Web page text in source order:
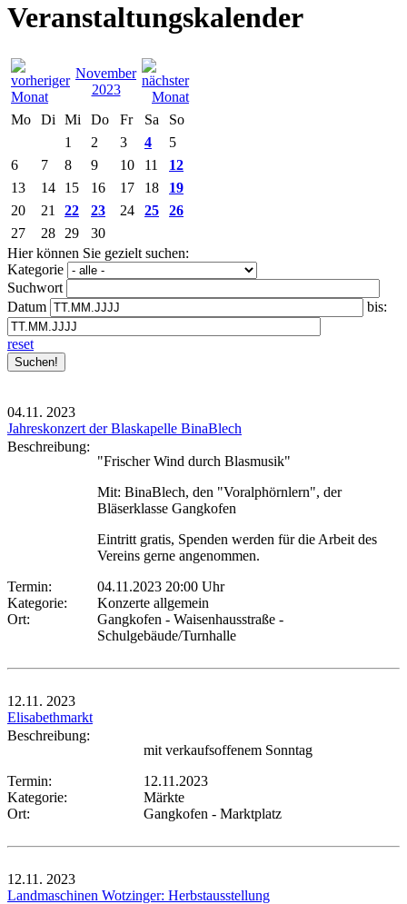
Veranstaltungskalender
November
2023
Mo
Di Mi Do Fr Sa
So
1
2 3 4
5
6
7 8 9 10 11
12
13
14 15 16 17 18
19
20
21 22 23 24 25
26
27
28 29
30
Hier können Sie gezielt suchen:
Kategorie
Suchwort
Datum
bis:
reset
04.11. 2023
Jahreskonzert der Blaskapelle BinaBlech
Beschreibung:
"Frischer Wind durch Blasmusik"
Mit: BinaBlech, den "Voralphörnlern", der
Bläserklasse Gangkofen
Eintritt gratis, Spenden werden für die Arbeit des
Vereins gerne angenommen.
Termin:
04.11.2023 20:00 Uhr
Kategorie:
Konzerte allgemein
Ort:
Gangkofen - Waisenhausstraße -
Schulgebäude/Turnhalle
12.11. 2023
Elisabethmarkt
Beschreibung:
mit verkaufsoffenem Sonntag
Termin:
12.11.2023
Kategorie:
Märkte
Ort:
Gangkofen - Marktplatz
12.11. 2023
Landmaschinen Wotzinger: Herbstausstellung